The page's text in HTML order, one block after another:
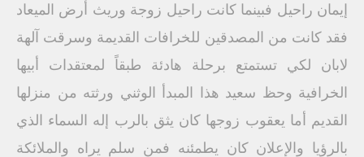
إيمان راحيل فبينما كانت راحيل زوجة وريث أرض الميعاد
فقد كانت من المصدقين للخرافات القديمة وسرقت آلهة
لابان لكي تستمتع برحلة هادئة طبقاً لمعتقدات أبيها
الخرافية وحظ سعيد هذا المبدأ الوثني ورثته من منزلها
القديم أما يعقوب زوجها كان يثق بالرب إله السماء الذي
بالرؤيا والإعلان كان يطمئنه فمن سلم يراه والملائكة